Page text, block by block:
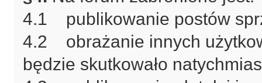
4.1 publikowanie postów
4.2 obrażanie innych
będzie skutkowało